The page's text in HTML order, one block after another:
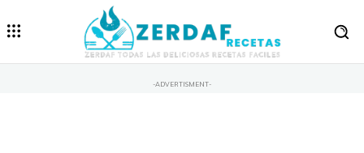
-ADVERTISMENT-